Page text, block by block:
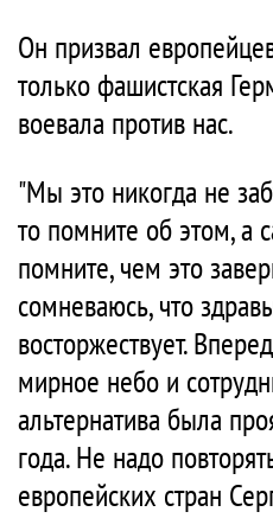
Он призвал
только фашистская
воевала против нас.
"Мы это никогда не
то помните об этом, а
помните, чем это
сомневаюсь, что
восторжествует.
мирное небо и
альтернатива была
года. Не надо
европейских стран